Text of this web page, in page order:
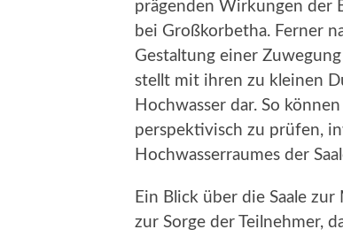
prägenden Wirkungen der
bei Großkorbetha. Ferner
Gestaltung einer
stellt mit ihren zu kleinen
Hochwasser dar. So
perspektivisch zu prüfen,
Hochwasserraumes der
Ein Blick über die Saale
zur Sorge der Teilnehmer,